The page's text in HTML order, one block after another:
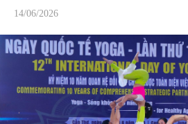
14/06/2026